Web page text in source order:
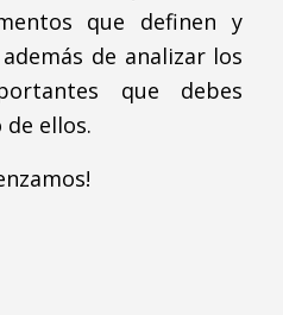
que definen y
de analizar los
que debes
de ellos.